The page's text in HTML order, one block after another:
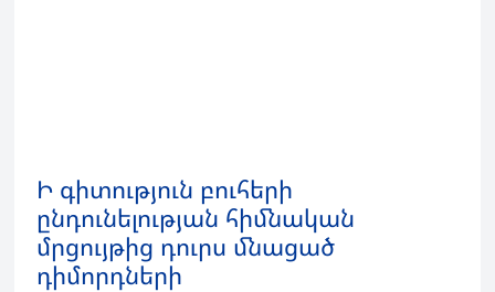
Ի գիտություն բուհերի
ընդունելության հիմնական
մրցույթից դուրս մնացած
դիմորդների